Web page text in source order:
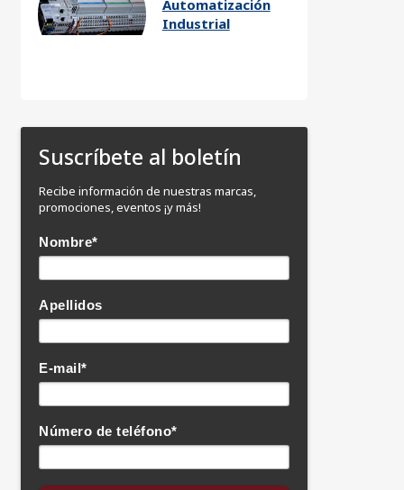
Automatización
Industrial
Suscríbete al boletín
Recibe información de nuestras marcas,
promociones, eventos ¡y más!
Nombre*
Apellidos
E-mail*
Número de teléfono*